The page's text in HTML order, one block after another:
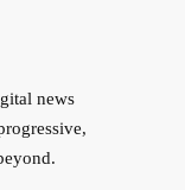
news